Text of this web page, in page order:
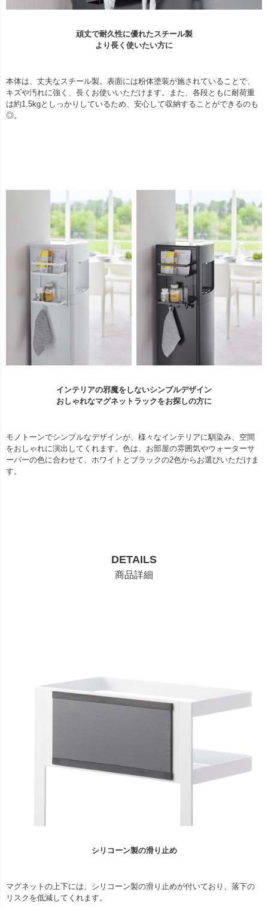
頑丈で耐久性に優れたスチール製
より長く使いたい方に
本体は、丈夫なスチール製。表面には粉体塗装が施されていることで、
キズや汚れに強く、長くお使いいただけます。また、各段ともに耐荷重
は約1.5kgとしっかりしているため、安心して収納することができるのも
◎。
インテリアの邪魔をしないシンプルデザイン
おしゃれなマグネットラックをお探しの方に
モノトーンでシンプルなデザインが、様々なインテリアに馴染み、空間
をおしゃれに演出してくれます。色は、お部屋の雰囲気やウォーターサ
ーバーの色に合わせて、ホワイトとブラックの2色からお選びいただけま
す。
DETAILS
商品詳細
シリコーン製の滑り止め
マグネットの上下には、シリコーン製の滑り止めが付いており、落下の
リスクを低減してくれます。